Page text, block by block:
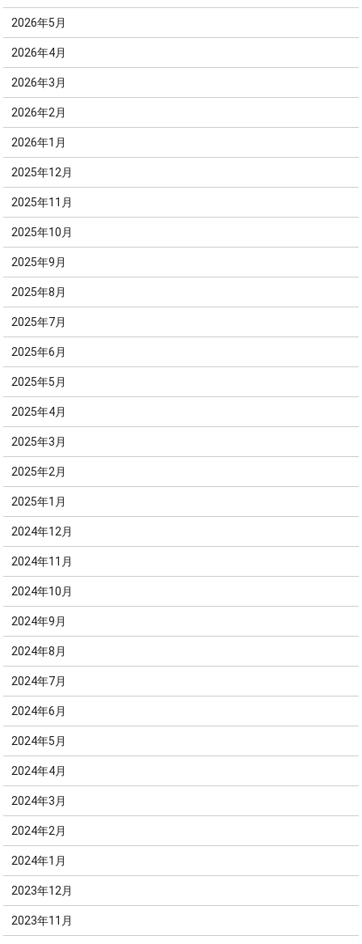
2026年5月
2026年4月
2026年3月
2026年2月
2026年1月
2025年12月
2025年11月
2025年10月
2025年9月
2025年8月
2025年7月
2025年6月
2025年5月
2025年4月
2025年3月
2025年2月
2025年1月
2024年12月
2024年11月
2024年10月
2024年9月
2024年8月
2024年7月
2024年6月
2024年5月
2024年4月
2024年3月
2024年2月
2024年1月
2023年12月
2023年11月